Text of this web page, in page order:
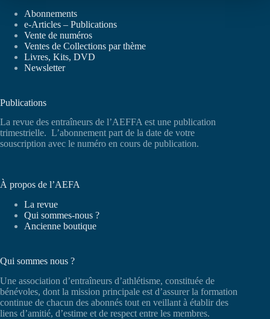
Abonnements
e-Articles – Publications
Vente de numéros
Ventes de Collections par thème
Livres, Kits, DVD
Newsletter
Publications
La revue des entraîneurs de l’AEFFA est une publication
trimestrielle. L’abonnement part de la date de votre
souscription avec le numéro en cours de publication.
À propos de l’AEFA
La revue
Qui sommes-nous ?
Ancienne boutique
Qui sommes nous ?
Une association d’entraîneurs d’athlétisme, constituée de
bénévoles, dont la mission principale est d’assurer la formation
continue de chacun des abonnés tout en veillant à établir des
liens d’amitié, d’estime et de respect entre les membres.